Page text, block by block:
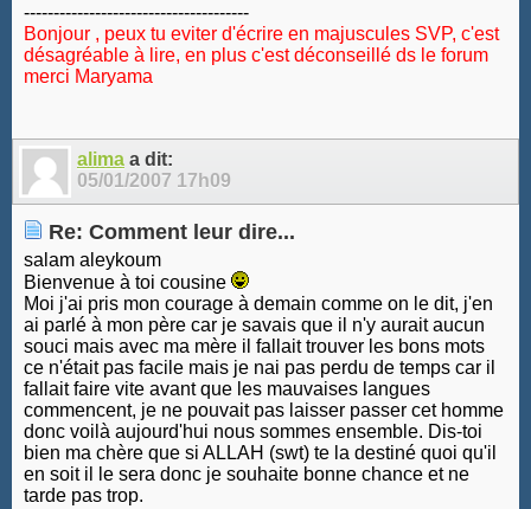
--------------------------------------
Bonjour , peux tu eviter d'écrire en majuscules SVP, c'est
désagréable à lire, en plus c'est déconseillé ds le forum
merci Maryama
alima a dit:
05/01/2007 17h09
Re: Comment leur dire...
salam aleykoum
Bienvenue à toi cousine
Moi j'ai pris mon courage à demain comme on le dit, j'en
ai parlé à mon père car je savais que il n'y aurait aucun
souci mais avec ma mère il fallait trouver les bons mots
ce n'était pas facile mais je nai pas perdu de temps car il
fallait faire vite avant que les mauvaises langues
commencent, je ne pouvait pas laisser passer cet homme
donc voilà aujourd'hui nous sommes ensemble. Dis-toi
bien ma chère que si ALLAH (swt) te la destiné quoi qu'il
en soit il le sera donc je souhaite bonne chance et ne
tarde pas trop.